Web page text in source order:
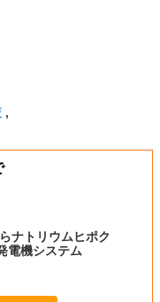
,
ナトリウムヒポク
電機システム